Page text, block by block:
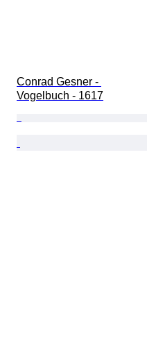
Conrad Gesner -
Vogelbuch - 1617